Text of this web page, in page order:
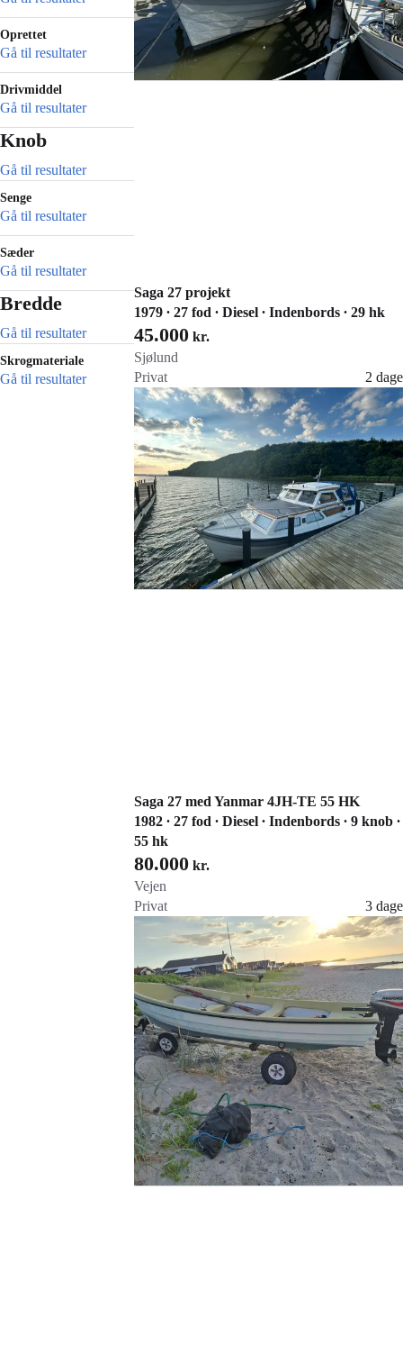
Oprettet
Gå til resultater
Drivmiddel
Gå til resultater
Knob
Gå til resultater
Senge
Gå til resultater
Sæder
Gå til resultater
Bredde
Gå til resultater
Skrogmateriale
Gå til resultater
Saga 27 projekt
1979 ∙ 27 fod ∙ Diesel ∙ Indenbords ∙ 29 hk
45.000 kr.
Sjølund
Privat
2 dage
Føj til favoritter
Gå til annoncen
Saga 27 med Yanmar 4JH-TE 55 HK
1982 ∙ 27 fod ∙ Diesel ∙ Indenbords ∙ 9 knob ∙
55 hk
80.000 kr.
Vejen
Privat
3 dage
Føj til favoritter
Gå til annoncen